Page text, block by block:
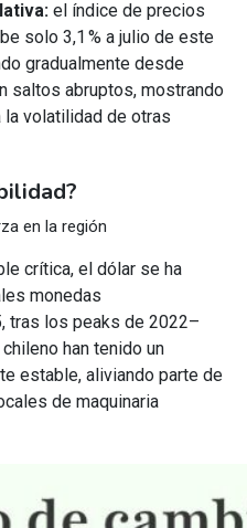
el índice de precios
solo 3,1 % a julio de este
gradualmente desde
saltos abruptos, mostrando
volatilidad de otras
en la región
crítica, el dólar se ha
monedas
tras los peaks de 2022–
han tenido un
estable, aliviando parte de
de maquinaria